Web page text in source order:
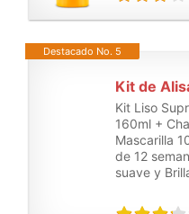
Destacado No. 5
Kit de
Kit Liso
160ml +
Mascarilla
de 12
suave y